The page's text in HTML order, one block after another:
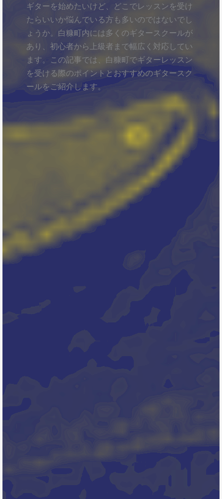
ギターを始めたいけど、どこでレッスンを受け
たらいいか悩んでいる方も多いのではないでし
ょうか。白糠町内には多くのギタースクールが
あり、初心者から上級者まで幅広く対応してい
ます。この記事では、白糠町でギターレッスン
を受ける際のポイントとおすすめのギタースク
ールをご紹介します。